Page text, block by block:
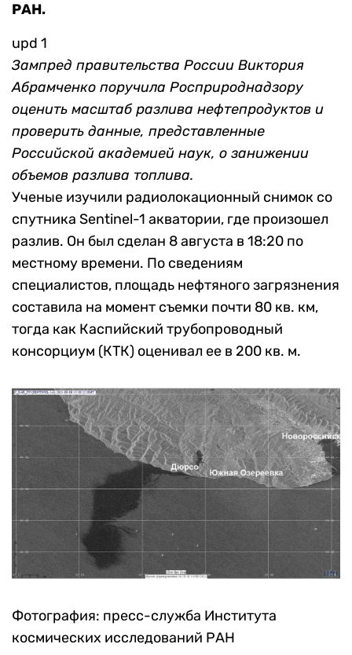
РАН.
upd 1
Зампред правительства России Виктория
Абрамченко поручила Росприроднадзору
оценить масштаб разлива нефтепродуктов и
проверить данные, представленные
Российской академией наук, о занижении
объемов разлива топлива.
Ученые изучили радиолокационный снимок со
спутника Sentinel-1 акватории, где произошел
разлив. Он был сделан 8 августа в 18:20 по
местному времени. По сведениям
специалистов, площадь нефтяного загрязнения
составила на момент съемки почти 80 кв. км,
тогда как Каспийский трубопроводный
консорциум (КТК) оценивал ее в 200 кв. м.
Фотография: пресс-служба Института
космических исследований РАН